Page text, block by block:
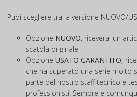
Puoi scegliere tra la versione NUOVO/
Opzione NUOVO, riceverai un
scatola originale
Opzione USATO GARANTITO,
che ha superato una serie molto
parte del nostro staff tecnico e
professionisti. Sempre e